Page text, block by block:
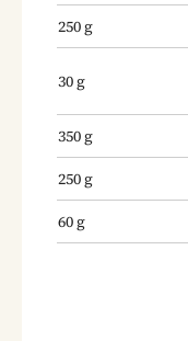
250g
30g
350g
250g
60g